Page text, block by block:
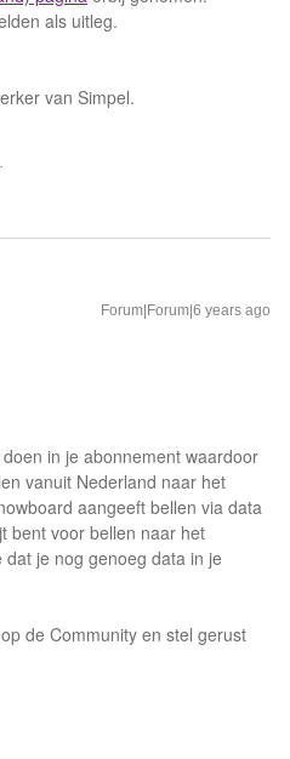
als uitleg.
van Simpel.
Forum|Forum|6 years ago
in je abonnement waardoor
vanuit Nederland naar het
aangeeft bellen via data
bent voor bellen naar het
je nog genoeg data in je
de Community en stel gerust